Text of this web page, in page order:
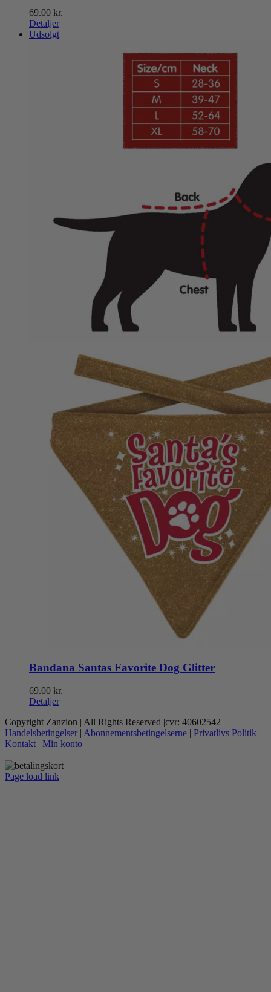
69.00 kr.
Detaljer
Udsolgt
Bandana Santas Favorite Dog Glitter
69.00 kr.
Detaljer
Copyright Zanzion | All Rights Reserved |cvr: 40602542
Handelsbetingelser | Abonnementsbetingelserne | Privatlivs Politik |
Kontakt | Min konto
Page load link